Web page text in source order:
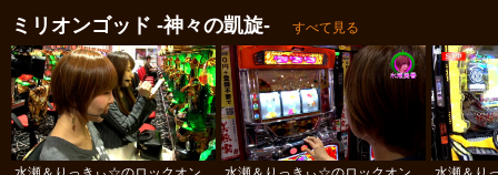
ミリオンゴッド -神々の凱旋- すべて見る